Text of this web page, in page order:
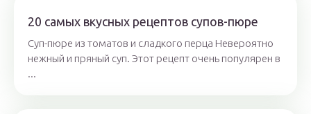
20 самых вкусных рецептов супов-пюре
Суп-пюре из томатов и сладкого перца Невероятно
нежный и пряный суп. Этот рецепт очень популярен в
...